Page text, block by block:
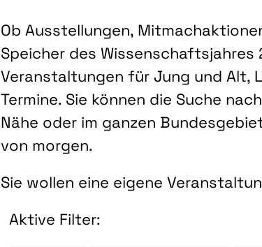
Ob Ausstellungen,
Speicher des
Veranstaltungen für Jung und Alt,
Termine. Sie können die Suche
Nähe oder im ganzen
von morgen.
Sie wollen eine eigene
Aktive Filter: